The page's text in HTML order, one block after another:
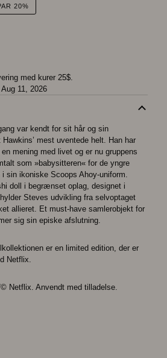
20%
med kurer 25$.
11, 2026
var kendt for sit hår og sin
mest uventede helt. Han har
mening med livet og er nu gruppens
som »babysitteren« for de yngre
sin ikoniske Scoops Ahoy-uniform.
doll i begrænset oplag, designet i
Steves udvikling fra selvoptaget
allieret. Et must-have samlerobjekt for
sig sin episke afslutning.
er en limited edition, der er
Netflix.
Netflix. Anvendt med tilladelse.